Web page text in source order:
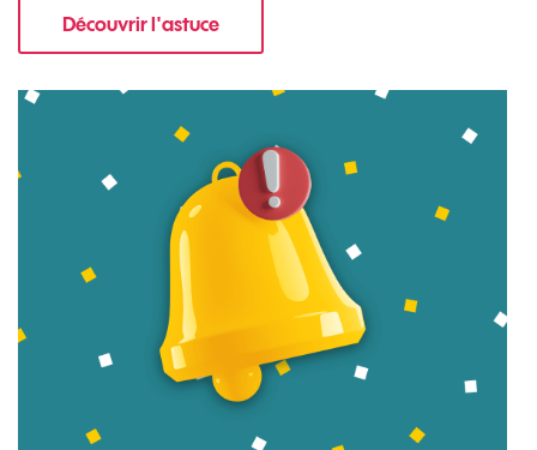
Découvrir l'astucepour Comment protéger les données de